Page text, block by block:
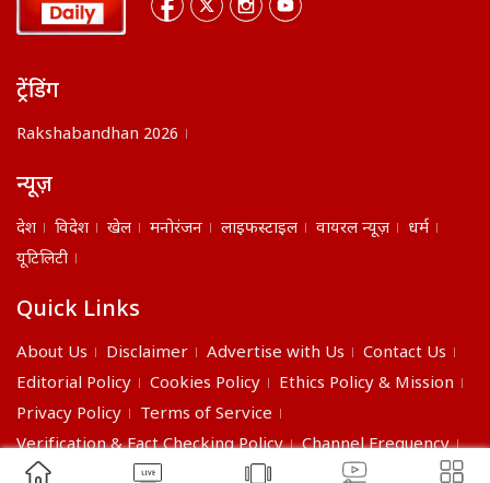
ट्रेंडिंग
Rakshabandhan 2026
न्यूज़
देश विदेश खेल मनोरंजन लाइफस्टाइल वायरल न्यूज़
धर्म
यूटिलिटी
Quick Links
About Us Disclaimer Advertise with Us
Contact Us
Editorial Policy
Cookies Policy
Ethics Policy & Mission
Privacy Policy
Terms of Service
Verification & Fact Checking Policy
Channel Frequency